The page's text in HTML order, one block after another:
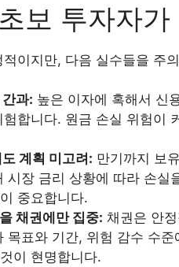
보 투자자
이지만, 다음 실수들을 주
과: 높은 이자에 혹해서 신
험합니다. 원금 손실 위험이
계획 미고려: 만기까지 보
시장 금리 상황에 따라 손실
중요합니다.
채권에만 집중: 채권은 안
목표와 기간, 위험 감수 수
이 현명합니다.